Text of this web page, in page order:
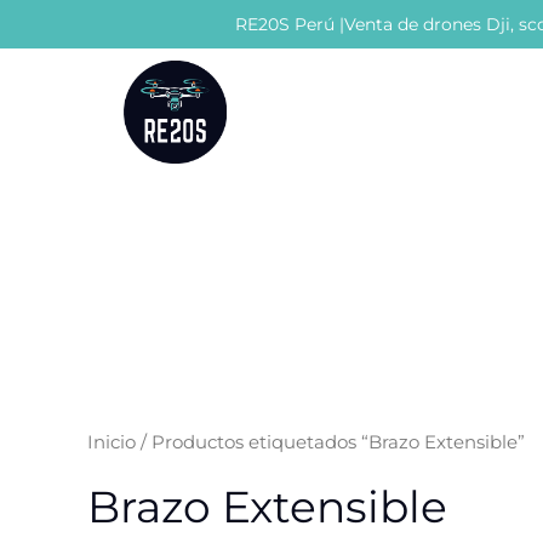
al
RE20S Perú |Venta de drones Dji,
Inicio / Productos etiquetados “Brazo Extensible”
Brazo Extensible